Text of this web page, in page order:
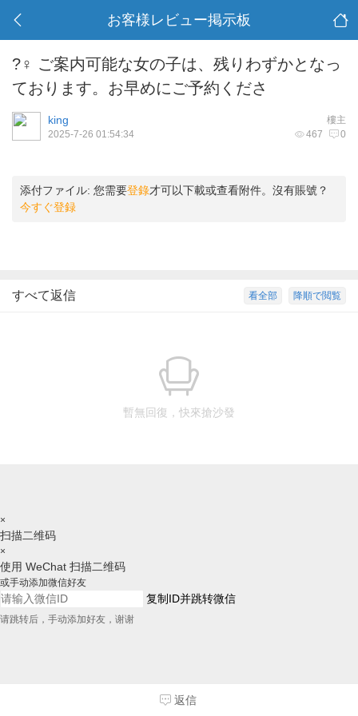
お客様レビュー掲示板
?‍♀️ ご案内可能な女の子は、残りわずかとなっ
ております。お早めにご予約くださ
樓主
king
467 0
2025-7-26 01:54:34
添付ファイル: 您需要登錄才可以下載或查看附件。沒有賬號？
今すぐ登録
降順で閲覧
看全部
すべて返信
暫無回復，快來搶沙發
返信
×
扫描二维码
×
使用 WeChat 扫描二维码
或手动添加微信好友
复制ID并跳转微信
请跳转后，手动添加好友，谢谢